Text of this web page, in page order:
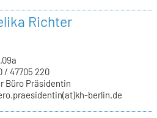
Richter
/ 47705 220
Büro Präsidentin
berlin.de